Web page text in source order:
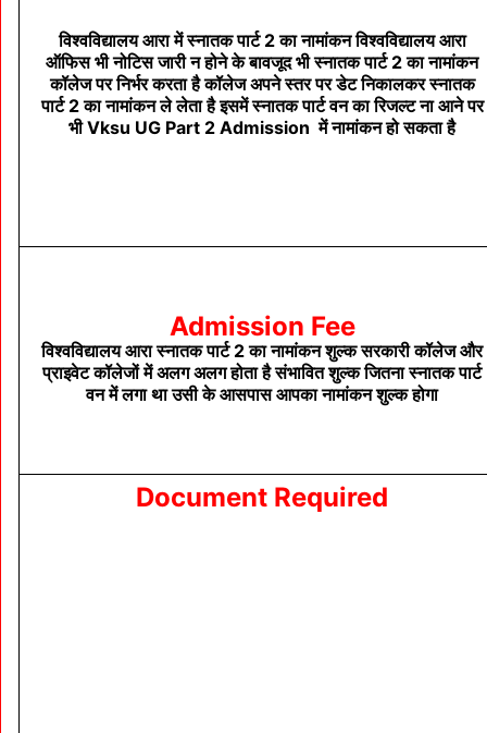
विश्वविद्यालय आरा में स्नातक पार्ट 2 का नामांकन विश्वविद्यालय आरा
ऑफिस भी नोटिस जारी न होने के बावजूद भी स्नातक पार्ट 2 का नामांकन
कॉलेज पर निर्भर करता है कॉलेज अपने स्तर पर डेट निकालकर स्नातक
पार्ट 2 का नामांकन ले लेता है इसमें स्नातक पार्ट वन का रिजल्ट ना आने पर
भी Vksu UG Part 2 Admission में नामांकन हो सकता है
Admission Fee
विश्वविद्यालय आरा स्नातक पार्ट 2 का नामांकन शुल्क सरकारी कॉलेज और
प्राइवेट कॉलेजों में अलग अलग होता है संभावित शुल्क जितना स्नातक पार्ट
वन में लगा था उसी के आसपास आपका नामांकन शुल्क होगा
Document Required